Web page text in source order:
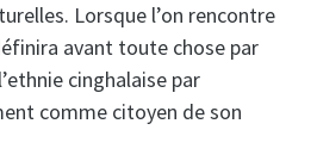
Lorsque l’on rencontre
avant toute chose par
cinghalaise par
comme citoyen de son